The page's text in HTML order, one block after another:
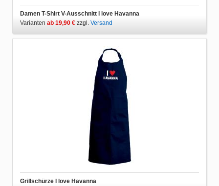
Damen T-Shirt V-Ausschnitt I love Havanna
Varianten ab 19,90 € zzgl. Versand
Grillschürze I love Havanna